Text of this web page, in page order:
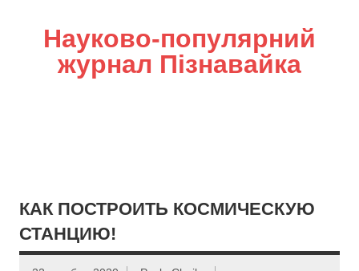
Науково-популярний
журнал Пізнавайка
КАК ПОСТРОИТЬ КОСМИЧЕСКУЮ
СТАНЦИЮ!